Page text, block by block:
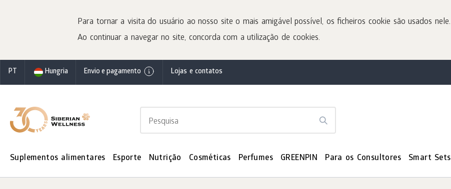
Para tornar a visita do usuário ao nosso site o mais amigável possível, os ficheiros cookie são usados nele.
Ao continuar a navegar no site, concorda com a utilização de cookies.
PT Hungria Envio e pagamento Lojas e contatos
Suplementos alimentares Esporte Nutrição Cosméticas Perfumes GREENPIN Para os Consultores Smart Sets